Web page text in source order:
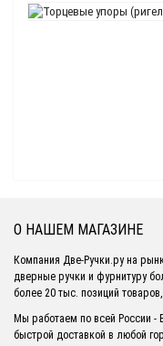
О НАШЕМ МАГАЗИНЕ
Компания Две-Ручки.ру на
дверные ручки и фурнитуру
более 20 тыс. позиций
Мы работаем по всей России -
быстрой доставкой в любой